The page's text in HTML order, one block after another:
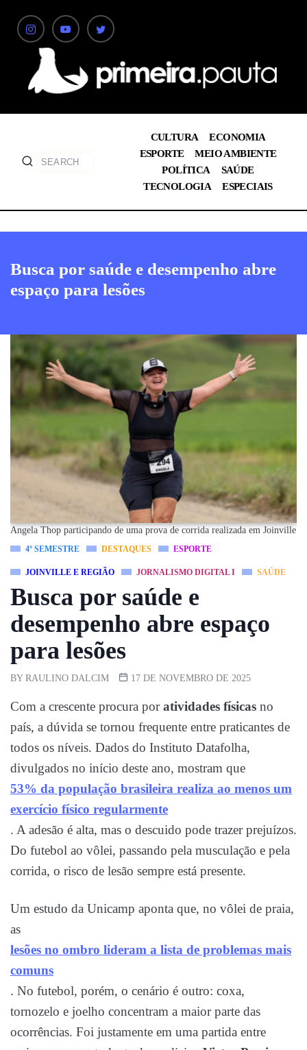
CULTURA
ECONOMIA
ESPORTE
MEIO AMBIENTE
POLÍTICA
SAÚDE
TECNOLOGIA
ESPECIAIS
Busca por saúde e desempenho abre
espaço para lesões
Angela Thop participando de uma prova de corrida realizada em Joinville
4º SEMESTRE DESTAQUES ESPORTE
JOINVILLE E REGIÃO JORNALISMO DIGITAL I SAÚDE
Busca por saúde e
desempenho abre espaço
para lesões
BY RAULINO DALCIM 17 DE NOVEMBRO DE 2025
Com a crescente procura poratividades físicas no
país, a dúvida se tornou frequente entre praticantes de
todos os níveis. Dados do Instituto Datafolha,
divulgados no início deste ano, mostram que
53% da população brasileira realiza ao menos um
exercício físico regularmente
. A adesão é alta, mas o descuido pode trazer prejuízos.
Do futebol ao vôlei, passando pela musculação e pela
corrida, o risco de lesão sempre está presente.
Um estudo da Unicamp aponta que, no vôlei de praia,
as
lesões no ombro lideram a lista de problemas mais
comuns
. No futebol, porém, o cenário é outro: coxa,
tornozelo e joelho concentram a maior parte das
ocorrências. Foi justamente em uma partida entre